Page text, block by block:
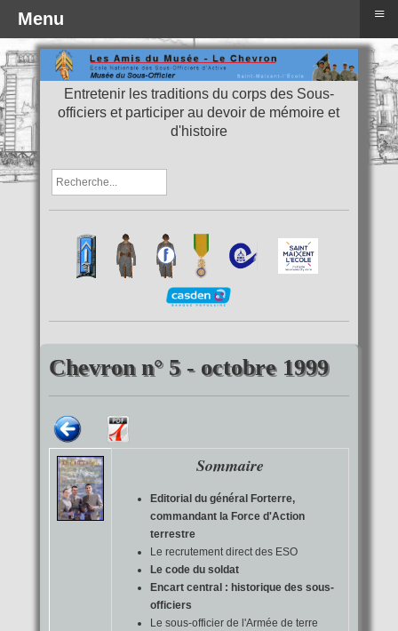
Entretenir les traditions du corps des Sous-
officiers et participer au devoir de mémoire et
d'histoire
Chevron n° 5 - octobre 1999
Sommaire
Editorial du général Forterre,
commandant la Force d'Action
terrestre
Le recrutement direct des ESO
Le code du soldat
Encart central : historique des sous-
officiers
Le sous-officier de l'Armée de terre
Menu ≡